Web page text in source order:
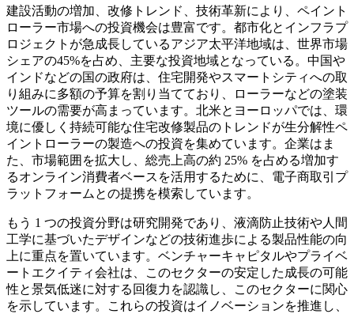
建設活動の増加、改修トレンド、技術革新により、ペイント
ローラー市場への投資機会は豊富です。都市化とインフラプ
ロジェクトが急成長しているアジア太平洋地域は、世界市場
シェアの45%を占め、主要な投資地域となっている。中国や
インドなどの国の政府は、住宅開発やスマートシティへの取
り組みに多額の予算を割り当てており、ローラーなどの塗装
ツールの需要が高まっています。北米とヨーロッパでは、環
境に優しく持続可能な住宅改修製品のトレンドが生分解性ペ
イントローラーの製造への投資を集めています。企業はま
た、市場範囲を拡大し、総売上高の約 25% を占める増加す
るオンライン消費者ベースを活用するために、電子商取引プ
ラットフォームとの提携を模索しています。
もう 1 つの投資分野は研究開発であり、液滴防止技術や人間
工学に基づいたデザインなどの技術進歩による製品性能の向
上に重点を置いています。ベンチャーキャピタルやプライベ
ートエクイティ会社は、このセクターの安定した成長の可能
性と景気低迷に対する回復力を認識し、このセクターに関心
を示しています。これらの投資はイノベーションを推進し、